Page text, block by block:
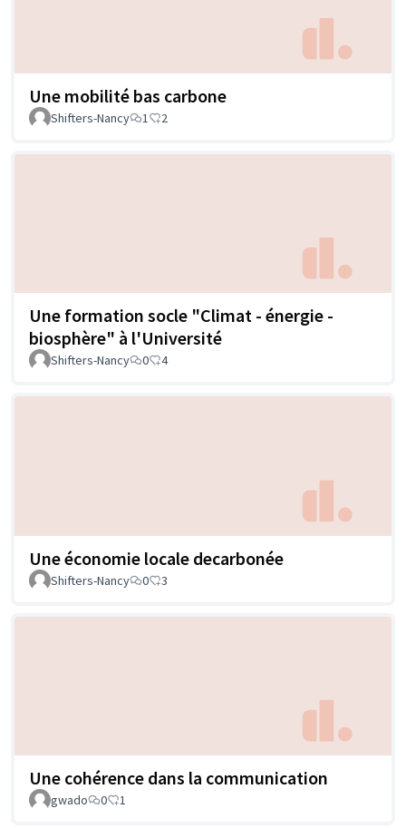
Une mobilité bas carbone
Shifters-Nancy 1 2
Une formation socle "Climat - énergie -
biosphère" à l'Université
Shifters-Nancy 0 4
Une économie locale decarbonée
Shifters-Nancy 0 3
Une cohérence dans la communication
gwado 0 1